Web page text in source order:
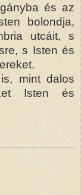
és az
bolondja,
utcáit, s
s Isten és
mint dalos
Isten és